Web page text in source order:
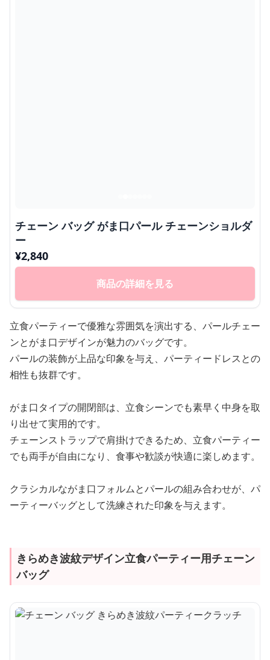
チェーン バッグ がま口パール チェーンショルダ
ー
¥2,840
商品の詳細を見る
立食パーティーで優雅な雰囲気を演出する、パールチェー
ンとがま口デザインが魅力のバッグです。
パールの装飾が上品な印象を与え、パーティードレスとの
相性も抜群です。
がま口タイプの開閉部は、立食シーンでも素早く中身を取
り出せて実用的です。
チェーンストラップで肩掛けできるため、立食パーティー
でも両手が自由になり、食事や歓談が快適に楽しめます。
クラシカルながま口フォルムとパールの組み合わせが、パ
ーティーバッグとして洗練された印象を与えます。
きらめき波紋デザイン立食パーティー用チェーン
バッグ